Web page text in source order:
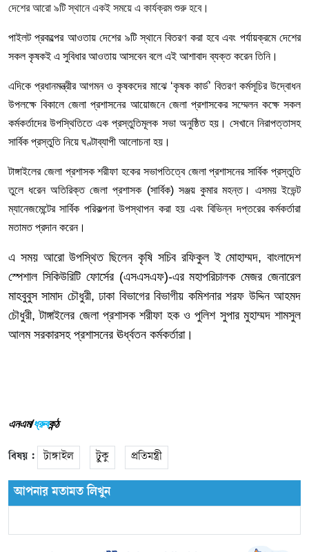
দেশের আরো ৯টি স্থানে একই সময়ে এ কার্যক্রম শুরু হবে।
পাইলট প্রকল্পের আওতায় দেশের ৯টি স্থানে বিতরণ করা হবে এবং পর্যায়ক্রমে দেশের
সকল কৃষকই এ সুবিধার আওতায় আসবেন বলে এই আশাবাদ ব্যক্ত করেন তিনি।
এদিকে প্রধানমন্ত্রীর আগমন ও কৃষকদের মাঝে‘কৃষক কার্ড’ বিতরণ কর্মসূচির উদ্বোধন
উপলক্ষে বিকালে জেলা প্রশাসনের আয়োজনে জেলা প্রশাসকের সম্মেলন কক্ষে সকল
কর্মকর্তাদের উপস্থিতিতে এক প্রস্তুতিমূলক সভা অনুষ্ঠিত হয়। সেখানে নিরাপত্তাসহ
সার্বিক প্রস্তুতি নিয়ে ঘণ্টাব্যাপী আলোচনা হয়।
টাঙ্গাইলের জেলা প্রশাসক শরীফা হকের সভাপতিত্বে জেলা প্রশাসনের সার্বিক প্রস্তুতি
তুলে ধরেন অতিরিক্ত জেলা প্রশাসক (সার্বিক) সঞ্জয় কুমার মহন্ত। এসময় ইভেন্ট
ম্যানেজমেন্টের সার্বিক পরিকল্পনা উপস্থাপন করা হয় এবং বিভিন্ন দপ্তরের কর্মকর্তারা
মতামত প্রদান করেন।
এ সময় আরো উপস্থিত ছিলেন কৃষি সচিব রফিকুল ই মোহাম্মদ,বাংলাদেশ
স্পেশাল সিকিউরিটি ফোর্সের(এসএসএফ)-এর মহাপরিচালক মেজর জেনারেল
মাহবুবুস সামাদ চৌধুরী,ঢাকা বিভাগের বিভাগীয় কমিশনার শরফ উদ্দিন আহমদ
চৌধুরী,টাঙ্গাইলের জেলা প্রশাসক শরীফা হক ও পুলিশ সুপার মুহাম্মদ শামসুল
আলম সরকারসহ প্রশাসনের ঊর্ধ্বতন কর্মকর্তারা।
এনএম/ধ্রুবকন্ঠ
বিষয় : টাঙ্গাইল টুকু প্রতিমন্ত্রী
আপনার মতামত লিখুন